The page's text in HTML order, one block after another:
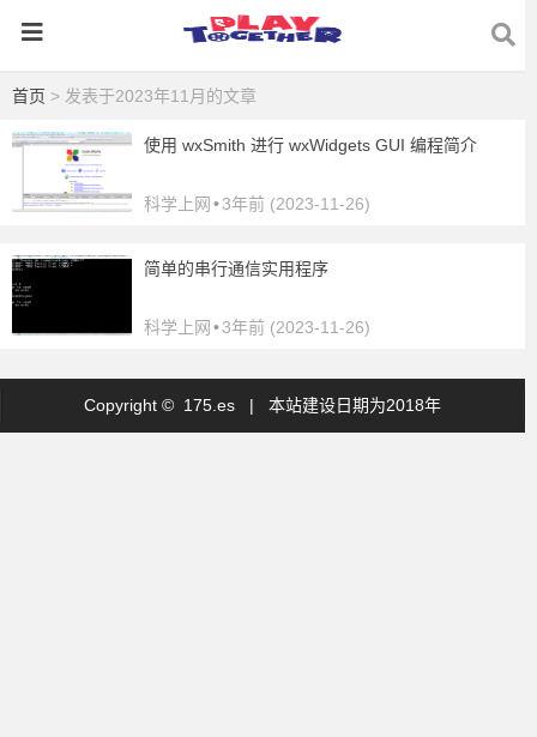
首页 > 发表于2023年11月的文章
使用 wxSmith 进行 wxWidgets GUI 编程简介
科学上网 •3年前 (2023-11-26)
简单的串行通信实用程序
科学上网 •3年前 (2023-11-26)
Copyright © 175.es | 本站建设日期为2018年